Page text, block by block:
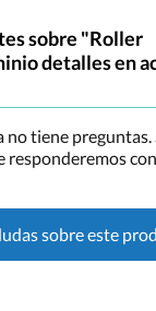
sobre "Roller
detalles en
tiene preguntas.
responderemos
sobre este